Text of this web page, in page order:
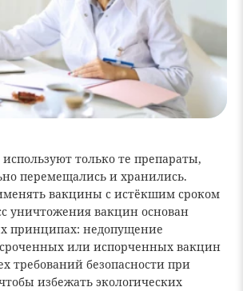
только те препараты,
перемещались и хранились.
вакцины с истёкшим сроком
уничтожения вакцин основан
принципах: недопущение
или испорченных вакцин
требований безопасности при
избежать экологических